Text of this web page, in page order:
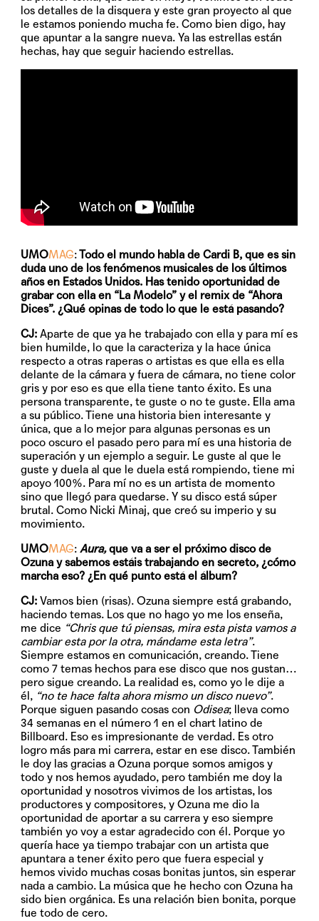
los detalles de la disquera y este gran proyecto al que
le estamos poniendo mucha fe. Como bien digo, hay
que apuntar a la sangre nueva. Ya las estrellas están
hechas, hay que seguir haciendo estrellas.
UMOMAG:Todo el mundo habla de Cardi B, que es sin
duda uno de los fenómenos musicales de los últimos
años en Estados Unidos. Has tenido oportunidad de
grabar con ella en “La Modelo” y el remix de “Ahora
Dices”. ¿Qué opinas de todo lo que le está pasando?
CJ: Aparte de que ya he trabajado con ella y para mí es
bien humilde, lo que la caracteriza y la hace única
respecto a otras raperas o artistas es que ella es ella
delante de la cámara y fuera de cámara, no tiene color
gris y por eso es que ella tiene tanto éxito. Es una
persona transparente, te guste o no te guste. Ella ama
a su público. Tiene una historia bien interesante y
única, que a lo mejor para algunas personas es un
poco oscuro el pasado pero para mí es una historia de
superación y un ejemplo a seguir. Le guste al que le
guste y duela al que le duela está rompiendo, tiene mi
apoyo 100%. Para mí no es un artista de momento
sino que llegó para quedarse. Y su disco está súper
brutal. Como Nicki Minaj, que creó su imperio y su
movimiento.
UMOMAG:Aura,que va a ser el próximo disco de
Ozuna y sabemos estáis trabajando en secreto, ¿cómo
marcha eso? ¿En qué punto está el álbum?
CJ: Vamos bien (risas). Ozuna siempre está grabando,
haciendo temas. Los que no hago yo me los enseña,
me dice “Chris que tú piensas, mira esta pista vamos a
cambiar esta por la otra, mándame esta letra”.
Siempre estamos en comunicación, creando. Tiene
como 7 temas hechos para ese disco que nos gustan…
pero sigue creando. La realidad es, como yo le dije a
él, “no te hace falta ahora mismo un disco nuevo”.
Porque siguen pasando cosas con Odisea; lleva como
34 semanas en el número 1 en el chart latino de
Billboard. Eso es impresionante de verdad. Es otro
logro más para mi carrera, estar en ese disco. También
le doy las gracias a Ozuna porque somos amigos y
todo y nos hemos ayudado, pero también me doy la
oportunidad y nosotros vivimos de los artistas, los
productores y compositores, y Ozuna me dio la
oportunidad de aportar a su carrera y eso siempre
también yo voy a estar agradecido con él. Porque yo
quería hace ya tiempo trabajar con un artista que
apuntara a tener éxito pero que fuera especial y
hemos vivido muchas cosas bonitas juntos, sin esperar
nada a cambio. La música que he hecho con Ozuna ha
sido bien orgánica. Es una relación bien bonita, porque
fue todo de cero.